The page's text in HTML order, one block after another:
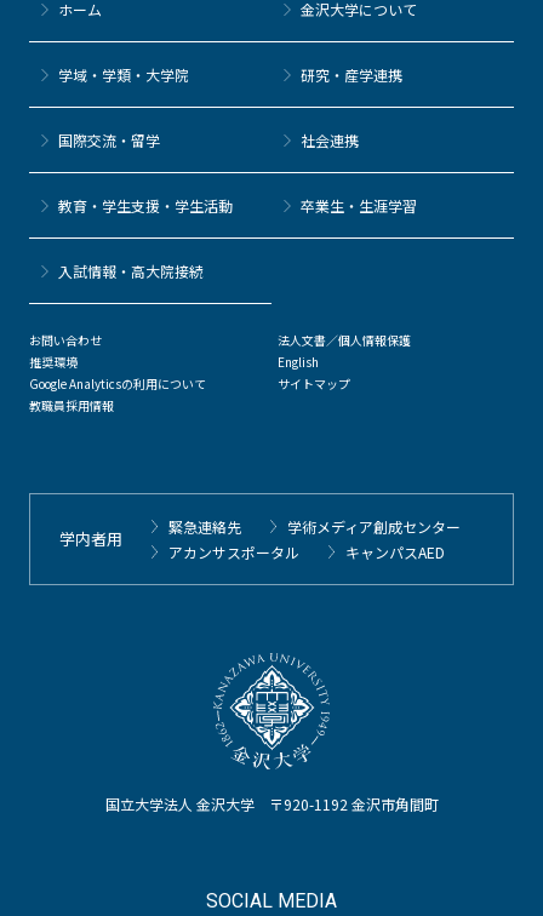
国立大学法人 金沢大学 〒920-1192 金沢市角間町
SOCIAL MEDIA
ホーム 金沢大学について
学域・学類・大学院 研究・産学連携
国際交流・留学 社会連携
教育・学生支援・学生活動 卒業生・生涯学習
⼊試情報・高大院接続
お問い合わせ
推奨環境
Google Analyticsの利用について
教職員採用情報
法人文書／個人情報保護
English
サイトマップ
学内者用
緊急連絡先
学術メディア創成センター
アカンサスポータル
キャンパスAED